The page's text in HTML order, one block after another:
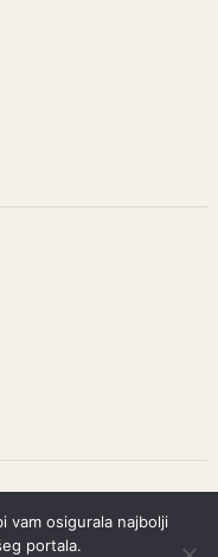
vam osigurala najbolji
portala.